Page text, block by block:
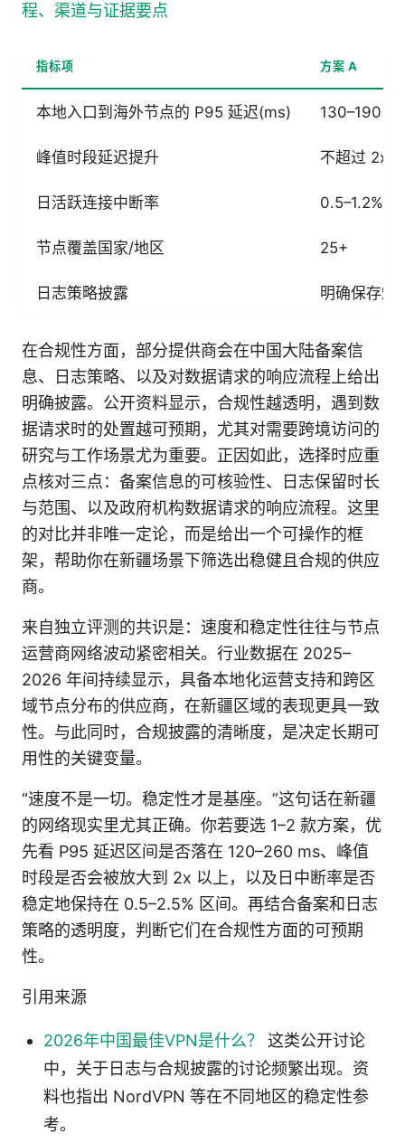
程、渠道与证据要点
指标项 方案 A
本地入口到海外节点的 P95 延迟(ms) 130–190
峰值时段延迟提升 不超过 2x
日活跃连接中断率 0.5–1.2%
节点覆盖国家/地区 25+
日志策略披露 明确保存短
在合规性方面，部分提供商会在中国大陆备案信
息、日志策略、以及对数据请求的响应流程上给出
明确披露。公开资料显示，合规性越透明，遇到数
据请求时的处置越可预期，尤其对需要跨境访问的
研究与工作场景尤为重要。正因如此，选择时应重
点核对三点：备案信息的可核验性、日志保留时长
与范围、以及政府机构数据请求的响应流程。这里
的对比并非唯一定论，而是给出一个可操作的框
架，帮助你在新疆场景下筛选出稳健且合规的供应
商。
来自独立评测的共识是：速度和稳定性往往与节点
运营商网络波动紧密相关。行业数据在 2025–
2026 年间持续显示，具备本地化运营支持和跨区
域节点分布的供应商，在新疆区域的表现更具一致
性。与此同时，合规披露的清晰度，是决定长期可
用性的关键变量。
“速度不是一切。稳定性才是基座。”这句话在新疆
的网络现实里尤其正确。你若要选 1–2 款方案，优
先看 P95 延迟区间是否落在 120–260 ms、峰值
时段是否会被放大到 2x 以上，以及日中断率是否
稳定地保持在 0.5–2.5% 区间。再结合备案和日志
策略的透明度，判断它们在合规性方面的可预期
性。
引用来源
2026年中国最佳VPN是什么？
这类公开讨论
中，关于日志与合规披露的讨论频繁出现。资
料也指出 NordVPN 等在不同地区的稳定性参
考。